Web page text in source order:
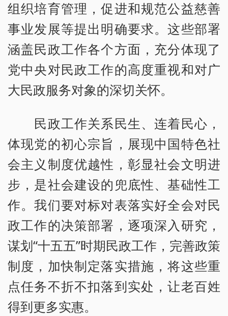
组织培育管理，促进和规范公益慈善
事业发展等提出明确要求。这些部署
涵盖民政工作各个方面，充分体现了
党中央对民政工作的高度重视和对广
大民政服务对象的深切关怀。
民政工作关系民生、连着民心，
体现党的初心宗旨，展现中国特色社
会主义制度优越性，彰显社会文明进
步，是社会建设的兜底性、基础性工
作。我们要对标对表落实好全会对民
政工作的决策部署，逐项深入研究，
谋划“十五五”时期民政工作，完善政策
制度，加快制定落实措施，将这些重
点任务不折不扣落到实处，让老百姓
得到更多实惠。